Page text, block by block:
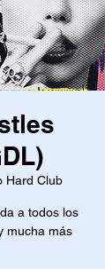
Hard Club
a todos los
mucha más